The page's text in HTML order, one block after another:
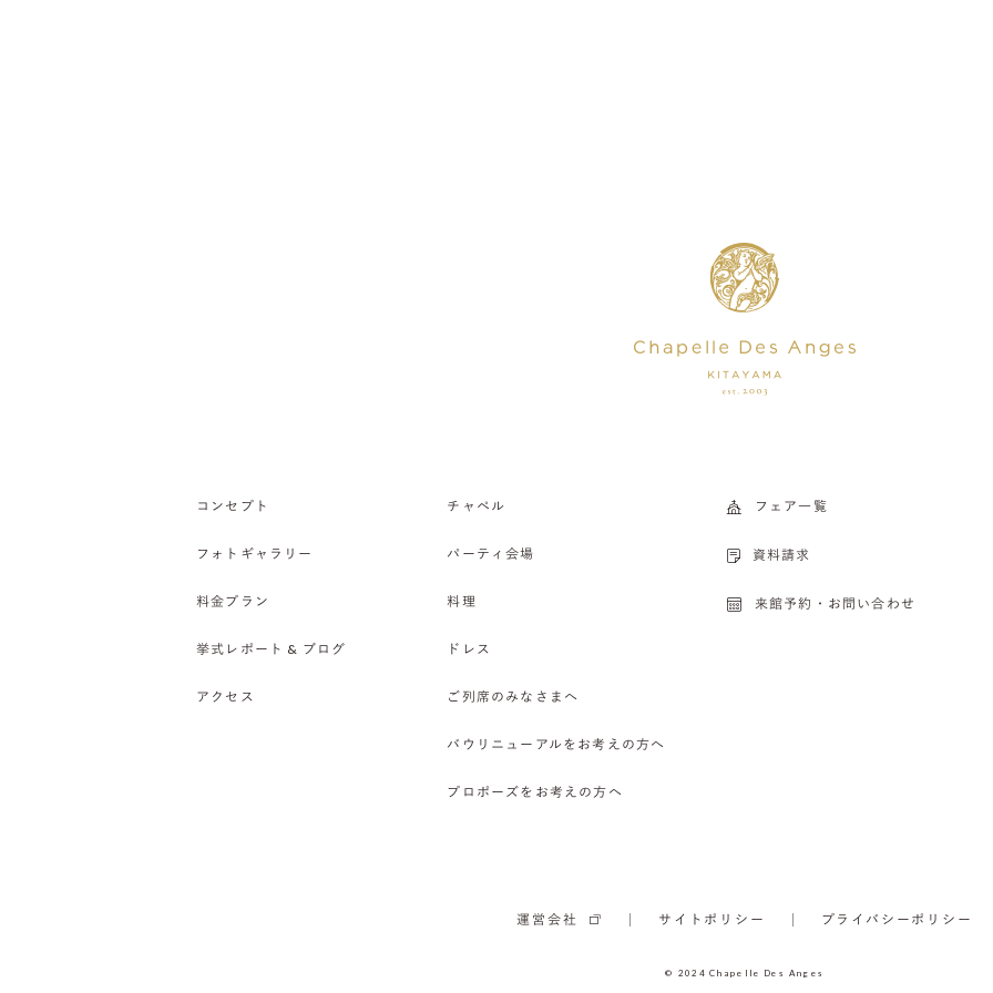
コンセプト
フォトギャラリー
料金プラン
挙式レポート & ブログ
アクセス
チャペル
パーティ会場
料理
ドレス
ご列席のみなさまへ
バウリニューアルをお考えの方へ
プロポーズをお考えの方へ
フェア一覧
資料請求
来館予約・お問い合わせ
運営会社 サイトポリシー プライバシーポリシー
© 2024 Chapelle Des Anges